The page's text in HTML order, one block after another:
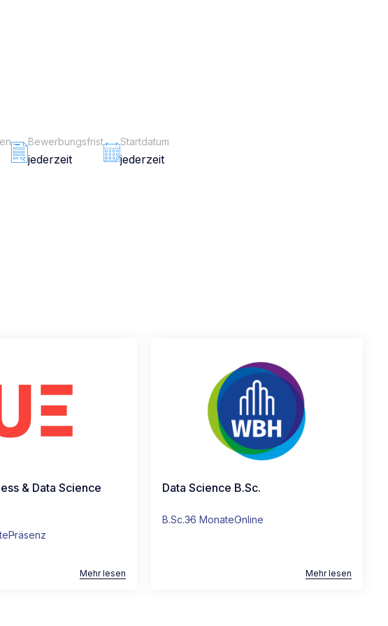
Bewerbungsfrist
jederzeit
Startdatum
jederzeit
& Data Science
Präsenz
Mehr lesen
Data Science B.Sc.
B.Sc.36 MonateOnline
Mehr lesen